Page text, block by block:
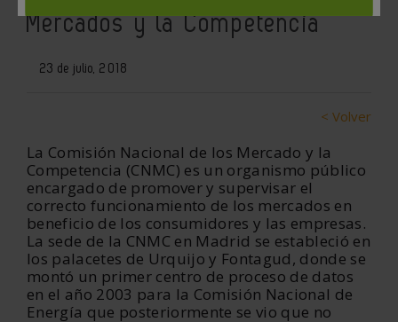
Mercados y la Competencia
23 de julio, 2018
< Volver
La Comisión Nacional de los Mercado y la
Competencia (CNMC) es un organismo público
encargado de promover y supervisar el
correcto funcionamiento de los mercados en
beneficio de los consumidores y las empresas.
La sede de la CNMC en Madrid se estableció en
los palacetes de Urquijo y Fontagud, donde se
montó un primer centro de proceso de datos
en el año 2003 para la Comisión Nacional de
Energía que posteriormente se vio que no